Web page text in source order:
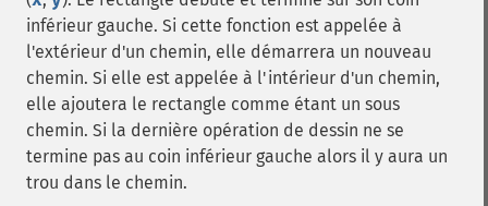
inférieur gauche. Si cette fonction est appelée à
l'extérieur d'un chemin, elle démarrera un nouveau
chemin. Si elle est appelée à l'intérieur d'un chemin,
elle ajoutera le rectangle comme étant un sous
chemin. Si la dernière opération de dessin ne se
termine pas au coin inférieur gauche alors il y aura un
trou dans le chemin.